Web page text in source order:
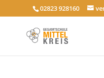
02823 928160